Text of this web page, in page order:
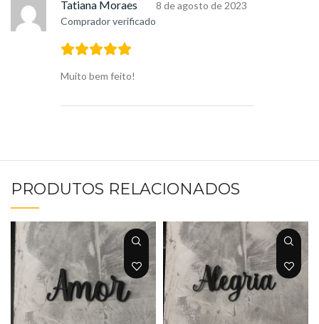
Tatiana Moraes
Comprador verificado
8 de agosto de 2023
Muito bem feito!
PRODUTOS RELACIONADOS